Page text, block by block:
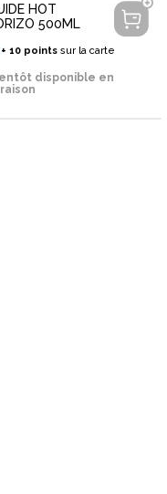
HOT
500ML
+ 10pointssur la carte
disponible en